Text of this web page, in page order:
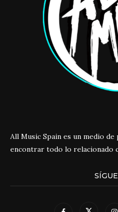
All Music Spain es un medio
encontrar todo lo relacionado